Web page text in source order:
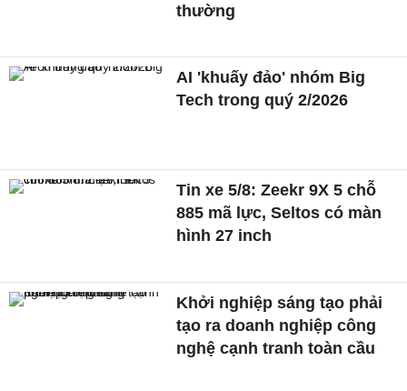
thường
AI 'khuấy đảo' nhóm Big
Tech trong quý 2/2026
Tin xe 5/8: Zeekr 9X 5 chỗ
885 mã lực, Seltos có màn
hình 27 inch
Khởi nghiệp sáng tạo phải
tạo ra doanh nghiệp công
nghệ cạnh tranh toàn cầu